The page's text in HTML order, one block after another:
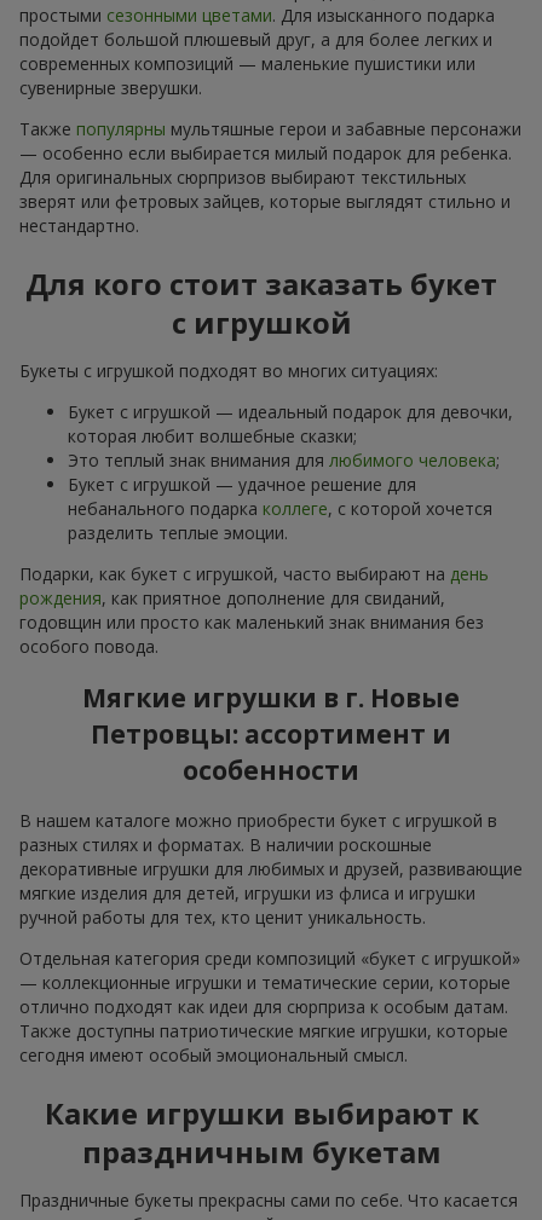
простыми сезонными цветами. Для изысканного подарка
подойдет большой плюшевый друг, а для более легких и
современных композиций — маленькие пушистики или
сувенирные зверушки.
Также популярны мультяшные герои и забавные персонажи
— особенно если выбирается милый подарок для ребенка.
Для оригинальных сюрпризов выбирают текстильных
зверят или фетровых зайцев, которые выглядят стильно и
нестандартно.
Для кого стоит заказать букет
с игрушкой
Букеты с игрушкой подходят во многих ситуациях:
Букет с игрушкой — идеальный подарок для девочки,
которая любит волшебные сказки;
Это теплый знак внимания для любимого человека;
Букет с игрушкой — удачное решение для
небанального подарка коллеге, с которой хочется
разделить теплые эмоции.
Подарки, как букет с игрушкой, часто выбирают на день
рождения, как приятное дополнение для свиданий,
годовщин или просто как маленький знак внимания без
особого повода.
Мягкие игрушки в г. Новые
Петровцы: ассортимент и
особенности
В нашем каталоге можно приобрести букет с игрушкой в
разных стилях и форматах. В наличии роскошные
декоративные игрушки для любимых и друзей, развивающие
мягкие изделия для детей, игрушки из флиса и игрушки
ручной работы для тех, кто ценит уникальность.
Отдельная категория среди композиций «букет с игрушкой»
— коллекционные игрушки и тематические серии, которые
отлично подходят как идеи для сюрприза к особым датам.
Также доступны патриотические мягкие игрушки, которые
сегодня имеют особый эмоциональный смысл.
Какие игрушки выбирают к
праздничным букетам
Праздничные букеты прекрасны сами по себе. Что касается